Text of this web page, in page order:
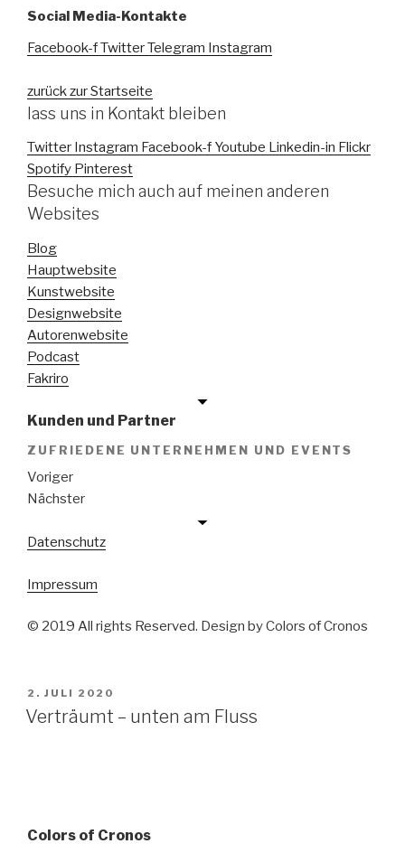
Social Media-Kontakte
Facebook-fTwitterTelegram Instagram
zurück zur Startseite
lass uns in Kontakt bleiben
Twitter Instagram Facebook-f Youtube Linkedin-in Flickr
Spotify Pinterest
Besuche mich auch auf meinen anderen
Websites
Blog
Hauptwebsite
Kunstwebsite
Designwebsite
Autorenwebsite
Podcast
Fakriro
Kunden und Partner
ZUFRIEDENE UNTERNEHMEN UND EVENTS
Voriger
Nächster
Datenschutz
Impressum
© 2019 All rights Reserved. Design by Colors of Cronos
VERÖFFENTLICHT
AM
2. JULI 2020
Verträumt – unten am Fluss
Colors of Cronos